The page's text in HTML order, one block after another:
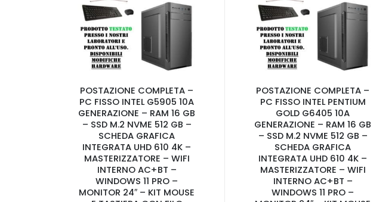
POSTAZIONE COMPLETA –
PC FISSO INTEL G5905 10A
GENERAZIONE – RAM 16 GB
– SSD M.2 NVME 512 GB –
SCHEDA GRAFICA
INTEGRATA UHD 610 4K –
MASTERIZZATORE – WIFI
INTERNO AC+BT –
WINDOWS 11 PRO –
MONITOR 24″ – KIT MOUSE
POSTAZIONE COMPLETA –
PC FISSO INTEL PENTIUM
GOLD G6405 10A
GENERAZIONE – RAM 16 GB
– SSD M.2 NVME 512 GB –
SCHEDA GRAFICA
INTEGRATA UHD 610 4K –
MASTERIZZATORE – WIFI
INTERNO AC+BT –
WINDOWS 11 PRO –